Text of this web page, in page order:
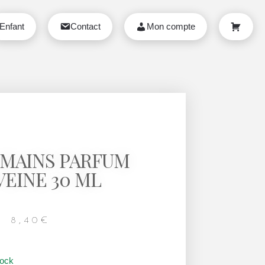
Contact Mon compte Panier
PARFUM
30 ML
8,40 €